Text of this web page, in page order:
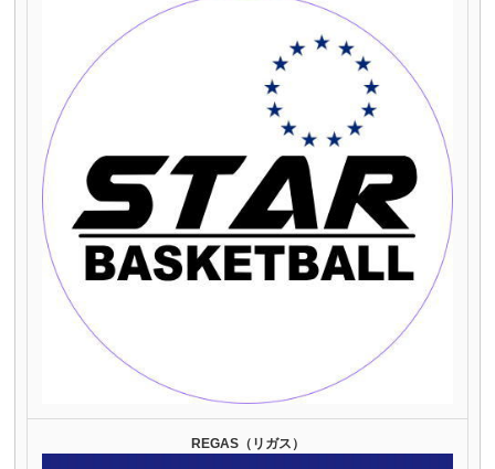
REGAS（リガス）